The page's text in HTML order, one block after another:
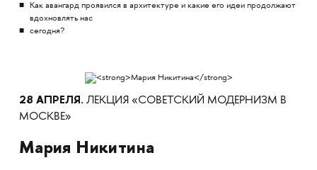
Как авангард проявился в архитектуре и какие его идеи продолжают
вдохновлять нас
сегодня?
28 АПРЕЛЯ. ЛЕКЦИЯ «СОВЕТСКИЙ МОДЕРНИЗМ В
МОСКВЕ»
Мария Никитина